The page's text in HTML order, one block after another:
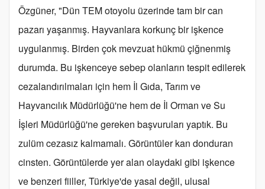
Özgüner, "Dün TEM otoyolu üzerinde tam bir can
pazarı yaşanmış. Hayvanlara korkunç bir işkence
uygulanmış. Birden çok mevzuat hükmü çiğnenmiş
durumda. Bu işkenceye sebep olanların tespit edilerek
cezalandırılmaları için hem İl Gıda, Tarım ve
Hayvancılık Müdürlüğü'ne hem de İl Orman ve Su
İşleri Müdürlüğü'ne gereken başvuruları yaptık. Bu
zulüm cezasız kalmamalı. Görüntüler kan donduran
cinsten. Görüntülerde yer alan olaydaki gibi işkence
ve benzeri fiiller, Türkiye'de yasal değil, ulusal